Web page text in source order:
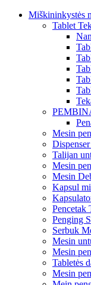
Miškininkystės
Tablet
Mesin
Talijan
Mesin
Mesin
Kapsul
Pencetak
Penging
Serbuk
Mesin
Mesin
Tabletės
Mesin